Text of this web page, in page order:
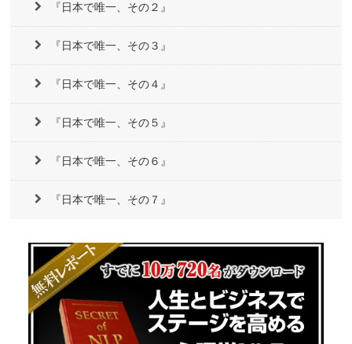
『日本で唯一、その２』
『日本で唯一、その３』
『日本で唯一、その４』
『日本で唯一、その５』
『日本で唯一、その６』
『日本で唯一、その７』